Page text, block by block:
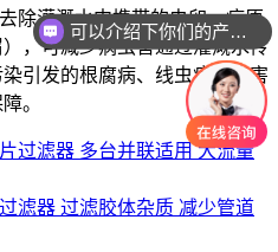
除灌溉水中携带的虫卵、病原
，可减少病虫害通过灌溉水传
引发的根腐病、线虫病等病害
。
过滤器 多台并联适用 大流量
滤器 过滤胶体杂质 减少管道
可以介绍下你们的产品么